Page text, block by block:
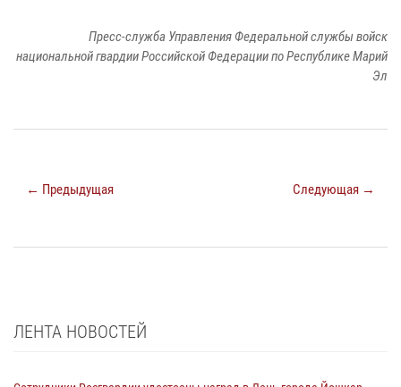
Пресс-служба Управления Федеральной службы войск
национальной гвардии Российской Федерации по Республике Марий
Эл
← Предыдущая Следующая →
ЛЕНТА НОВОСТЕЙ